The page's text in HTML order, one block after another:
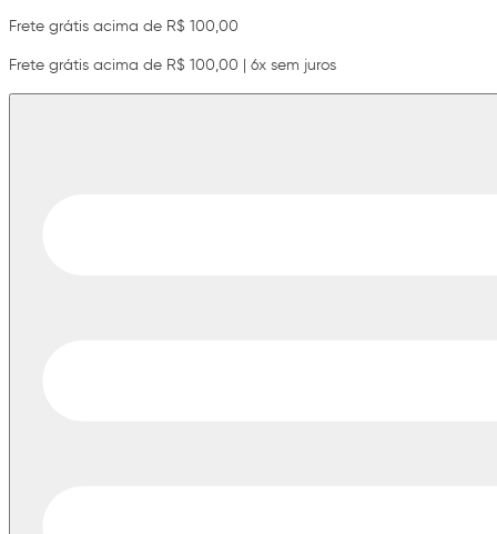
Frete grátis acima de R$ 100,00
Frete grátis acima de R$ 100,00 | 6x sem juros